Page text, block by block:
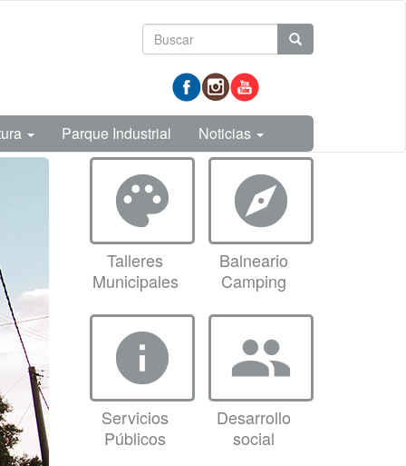
Formulario
de
búsqueda
Parque Industrial Noticias
palette
Talleres
Municipales
explore
Balneario
Camping
info
Servicios
Públicos
group
Desarrollo
social